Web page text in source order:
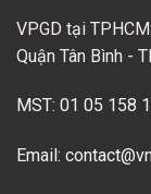
VPGD tại
Quận Tân Bình -
MST: 01 05 158
Email: